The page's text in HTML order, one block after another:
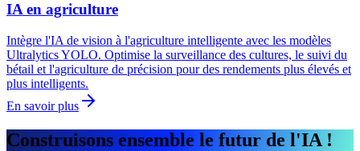
IA en agriculture
Intègre l'IA de vision à l'agriculture intelligente avec les modèles
Ultralytics YOLO. Optimise la surveillance des cultures, le suivi du
bétail et l'agriculture de précision pour des rendements plus élevés et
plus intelligents.
En savoir plus
Construisons ensemble le futur de l'IA !